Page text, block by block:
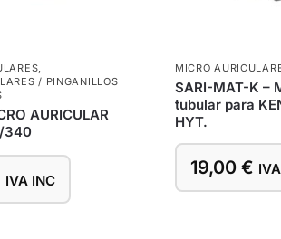
,
/ PINGANILLOS
AURICULAR
340
IVA INC
MICRO
SARI-MAT-K –
tubular para
HYT.
19,00€